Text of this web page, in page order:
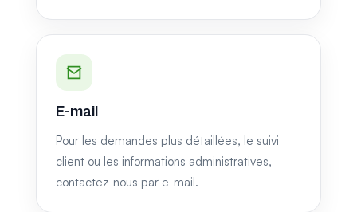
E-mail
Pour les demandes plus détaillées, le suivi
client ou les informations administratives,
contactez-nous par e-mail.